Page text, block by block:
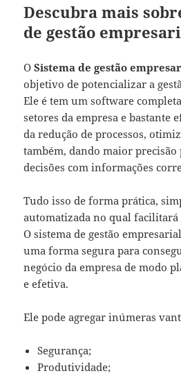
Descubra mais
de gestão
O Sistema de gestão
objetivo de potencializar a
Ele é tem um software
setores da empresa e bastante
da redução de processos,
também, dando maior precisão
decisões com informações
Tudo isso de forma prática,
automatizada no qual facilitará
O sistema de gestão
uma forma segura para
negócio da empresa de modo
e efetiva.
Ele pode agregar inúmeras
Segurança;
Produtividade;